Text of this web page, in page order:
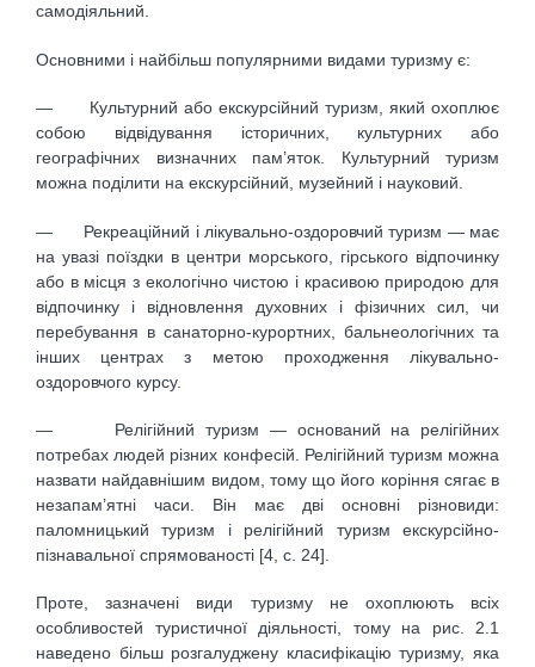
самодіяльний.
Основними і найбільш популярними видами туризму є:
— Культурний або екскурсійний туризм, який охоплює
собою відвідування історичних, культурних або
географічних визначних пам’яток. Культурний туризм
можна поділити на екскурсійний, музейний і науковий.
— Рекреаційний і лікувально-оздоровчий туризм — має
на увазі поїздки в центри морського, гірського відпочинку
або в місця з екологічно чистою і красивою природою для
відпочинку і відновлення духовних і фізичних сил, чи
перебування в санаторно-курортних, бальнеологічних та
інших центрах з метою проходження лікувально-
оздоровчого курсу.
— Релігійний туризм — оснований на релігійних
потребах людей різних конфесій. Релігійний туризм можна
назвати найдавнішим видом, тому що його коріння сягає в
незапам’ятні часи. Він має дві основні різновиди:
паломницький туризм і релігійний туризм екскурсійно-
пізнавальної спрямованості [4, с. 24].
Проте, зазначені види туризму не охоплюють всіх
особливостей туристичної діяльності, тому на рис. 2.1
наведено більш розгалуджену класифікацію туризму, яка